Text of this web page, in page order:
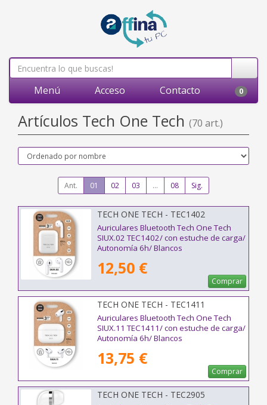
Menú Acceso Contacto 0
Artículos Tech One Tech (70 art.)
Ant. 01 02 03 ... 08 Sig.
TECH ONE TECH - TEC1402
Auriculares Bluetooth Tech One Tech
SIUX.02 TEC1402/ con estuche de carga/
Autonomía 6h/ Blancos
12,50 €
Comprar
TECH ONE TECH - TEC1411
Auriculares Bluetooth Tech One Tech
SIUX.11 TEC1411/ con estuche de carga/
Autonomía 6h/ Blancos
13,75 €
Comprar
TECH ONE TECH - TEC2905